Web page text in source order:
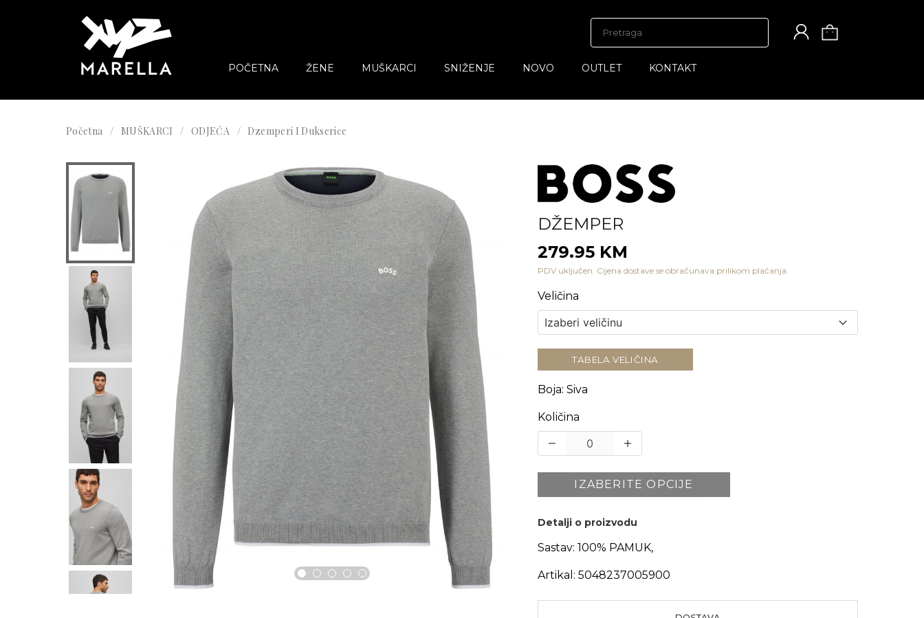
POČETNA ŽENE MUŠKARCI SNIŽENJE NOVO OUTLET KONTAKT
Početna MUŠKARCI ODJEĆA Dzemperi I Dukserice
DŽEMPER
279.95 KM
PDV uključen. Cijena dostave se obračunava prilikom plaćanja.
Veličina
TABELA VELIČINA
Boja: Siva
Količina
IZABERITE OPCIJE
Detalji o proizvodu
Sastav: 100% PAMUK,
Artikal: 5048237005900